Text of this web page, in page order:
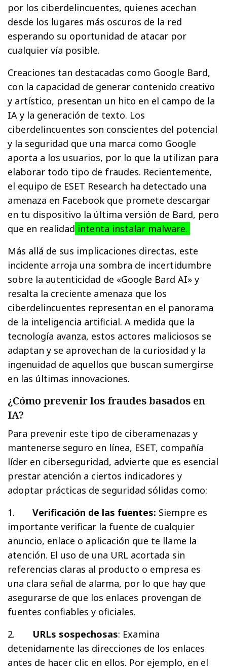
por los ciberdelincuentes, quienes acechan
desde los lugares más oscuros de la red
esperando su oportunidad de atacar por
cualquier vía posible.
Creaciones tan destacadas como Google Bard,
con la capacidad de generar contenido creativo
y artístico, presentan un hito en el campo de la
IA y la generación de texto. Los
ciberdelincuentes son conscientes del potencial
y la seguridad que una marca como Google
aporta a los usuarios, por lo que la utilizan para
elaborar todo tipo de fraudes. Recientemente,
el equipo de ESET Research ha detectado una
amenaza en Facebook que promete descargar
en tu dispositivo la última versión de Bard, pero
que en realidad intenta instalar malware.
Más allá de sus implicaciones directas, este
incidente arroja una sombra de incertidumbre
sobre la autenticidad de «Google Bard AI» y
resalta la creciente amenaza que los
ciberdelincuentes representan en el panorama
de la inteligencia artificial. A medida que la
tecnología avanza, estos actores maliciosos se
adaptan y se aprovechan de la curiosidad y la
ingenuidad de aquellos que buscan sumergirse
en las últimas innovaciones.
¿Cómo prevenir los fraudes basados en
IA?
Para prevenir este tipo de ciberamenazas y
mantenerse seguro en línea, ESET, compañía
líder en ciberseguridad, advierte que es esencial
prestar atención a ciertos indicadores y
adoptar prácticas de seguridad sólidas como:
1.
Verificación de las fuentes: Siempre es
importante verificar la fuente de cualquier
anuncio, enlace o aplicación que te llame la
atención. El uso de una URL acortada sin
referencias claras al producto o empresa es
una clara señal de alarma, por lo que hay que
asegurarse de que los enlaces provengan de
fuentes confiables y oficiales.
2. URLs sospechosas: Examina
detenidamente las direcciones de los enlaces
antes de hacer clic en ellos. Por ejemplo, en el